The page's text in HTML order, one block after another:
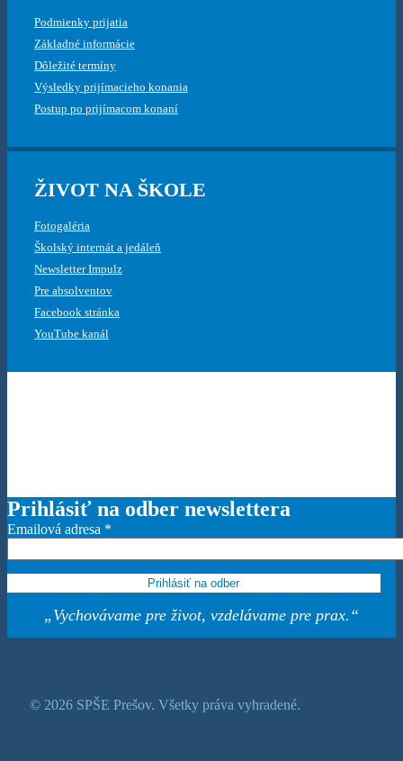
Podmienky prijatia
Základné informácie
Dôležité termíny
Výsledky prijímacieho konania
Postup po prijímacom konaní
ŽIVOT NA ŠKOLE
Fotogaléria
Školský internát a jedáleň
Newsletter Impulz
Pre absolventov
Facebook stránka
YouTube kanál
Prihlásiť na odber newslettera
Emailová adresa *
„Vychovávame pre život, vzdelávame pre prax.“
© 2026 SPŠE Prešov. Všetky práva vyhradené.